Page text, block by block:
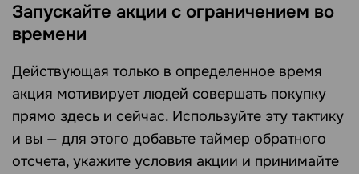
Запускайте акции с ограничением во
времени
Действующая только в определенное время
акция мотивирует людей совершать покупку
прямо здесь и сейчас. Используйте эту тактику
и вы — для этого добавьте таймер обратного
отсчета, укажите условия акции и принимайте